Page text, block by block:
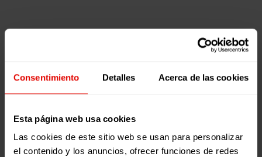
Consentimiento Detalles Acerca de las cookies
Esta página web usa cookies
Las cookies de este sitio web se usan para personalizar
el contenido y los anuncios, ofrecer funciones de redes
Añadir comentarios